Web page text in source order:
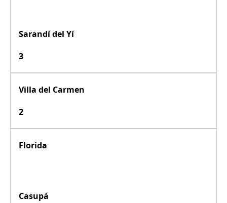
Sarandí del Yí
3
Villa del Carmen
2
Florida
Casupá